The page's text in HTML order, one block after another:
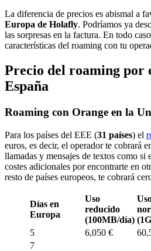
La diferencia de precios es abismal a
Europa de Holafly. Podríamos ya
las sorpresas en la factura. En todo
características del roaming con tu
Precio del roaming por
España
Roaming con Orange en la
Para los países del EEE (31 países) el
euros, es decir, el operador te cobrará
llamadas y mensajes de textos como si
costes adicionales por encontrarte en
resto de países europeos, te cobrará
Días en
Europa
Uso
reducido
(100MB/día)
5
6,050 €
7